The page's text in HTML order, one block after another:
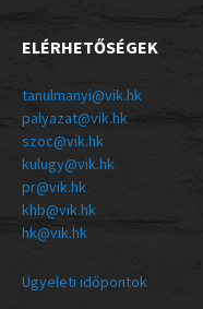
ELÉRHETŐSÉGEK
tanulmanyi@vik.hk
palyazat@vik.hk
szoc@vik.hk
kulugy@vik.hk
pr@vik.hk
khb@vik.hk
hk@vik.hk
Ügyeleti időpontok